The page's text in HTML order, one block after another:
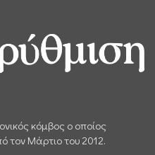
κόμβος ο οποίος
τον Μάρτιο του 2012.